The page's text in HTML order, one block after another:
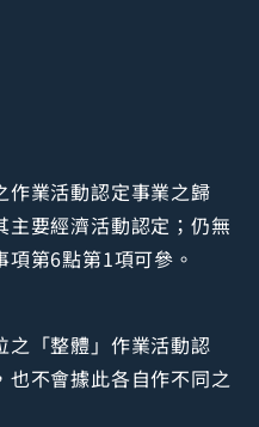
作業活動認定事業之歸
要經濟活動認定；仍無
第6點第1項可參。
之「整體」作業活動認
也不會據此各自作不同之